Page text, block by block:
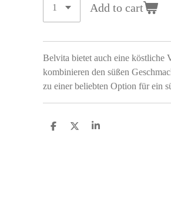
Add to cart
Belvita bietet auch eine köstliche
kombinieren den süßen
zu einer beliebten Option für ein
S
S
S